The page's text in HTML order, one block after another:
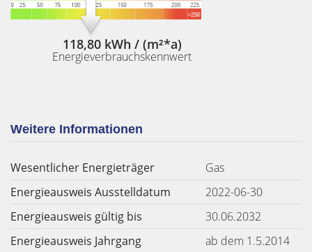
118,80 kWh / (m²*a)
Energieverbrauchskennwert
Weitere Informationen
Wesentlicher Energieträger
Gas
Energieausweis Ausstelldatum
2022-06-30
Energieausweis gültig bis
30.06.2032
Energieausweis Jahrgang
ab dem 1.5.2014